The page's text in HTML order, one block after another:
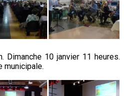
Dimanche 10 janvier 11 heures.
municipale.